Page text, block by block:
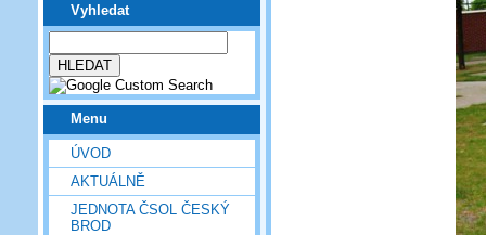
Vyhledat
Menu
ÚVOD
AKTUÁLNĚ
JEDNOTA ČSOL ČESKÝ
BROD